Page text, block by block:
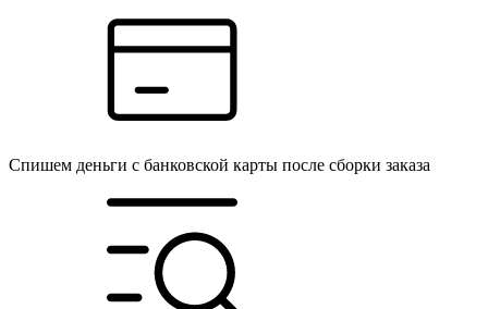
Спишем деньги с банковской карты после сборки заказа